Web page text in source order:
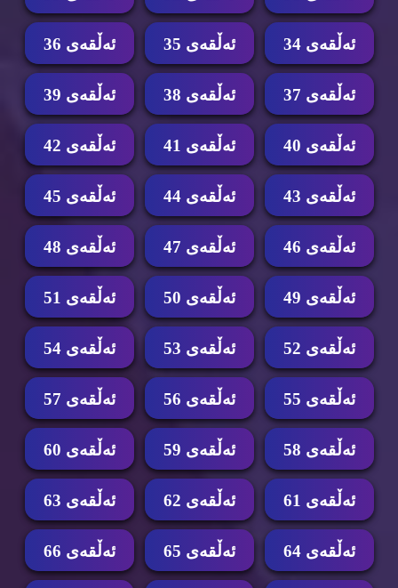
ئه‌ڵقه‌ی 34 ئه‌ڵقه‌ی 35 ئه‌ڵقه‌ی 36
ئه‌ڵقه‌ی 37 ئه‌ڵقه‌ی 38 ئه‌ڵقه‌ی 39
ئه‌ڵقه‌ی 40 ئه‌ڵقه‌ی 41 ئه‌ڵقه‌ی 42
ئه‌ڵقه‌ی 43 ئه‌ڵقه‌ی 44 ئه‌ڵقه‌ی 45
ئه‌ڵقه‌ی 46 ئه‌ڵقه‌ی 47 ئه‌ڵقه‌ی 48
ئه‌ڵقه‌ی 49 ئه‌ڵقه‌ی 50 ئه‌ڵقه‌ی 51
ئه‌ڵقه‌ی 52 ئه‌ڵقه‌ی 53 ئه‌ڵقه‌ی 54
ئه‌ڵقه‌ی 55 ئه‌ڵقه‌ی 56 ئه‌ڵقه‌ی 57
ئه‌ڵقه‌ی 58 ئه‌ڵقه‌ی 59 ئه‌ڵقه‌ی 60
ئه‌ڵقه‌ی 61 ئه‌ڵقه‌ی 62 ئه‌ڵقه‌ی 63
ئه‌ڵقه‌ی 64 ئه‌ڵقه‌ی 65 ئه‌ڵقه‌ی 66